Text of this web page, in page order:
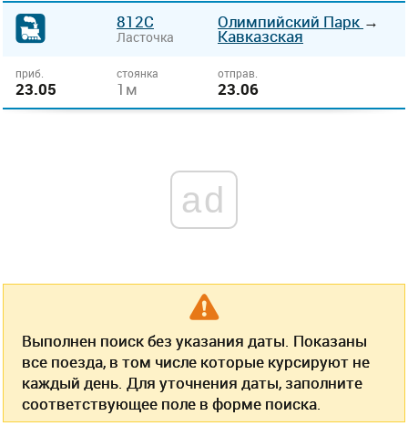
812С
Ласточка
Олимпийский Парк →
Кавказская
приб.
23.05
стоянка
1м
отправ.
23.06
ad
Выполнен поиск без указания даты. Показаны
все поезда, в том числе которые курсируют не
каждый день. Для уточнения даты, заполните
соответствующее поле в форме поиска.